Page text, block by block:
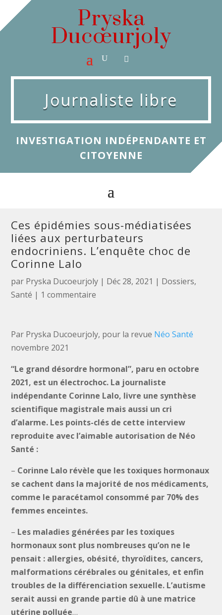
Pryska
Ducœurjoly
Journaliste libre
INVESTIGATION INDÉPENDANTE ET
CITOYENNE
Ces épidémies sous-médiatisées
liées aux perturbateurs
endocriniens. L’enquête choc de
Corinne Lalo
par Pryska Ducoeurjoly | Déc 28, 2021 | Dossiers,
Santé | 1 commentaire
Par Pryska Ducoeurjoly, pour la revue Néo Santé
novembre 2021
“Le grand désordre hormonal”, paru en octobre
2021, est un électrochoc. La journaliste
indépendante Corinne Lalo, livre une synthèse
scientifique magistrale mais aussi un cri
d’alarme. Les points-clés de cette interview
reproduite avec l’aimable autorisation de Néo
Santé :
– Corinne Lalo révèle que les toxiques hormonaux
se cachent dans la majorité de nos médicaments,
comme le paracétamol consommé par 70% des
femmes enceintes.
– Les maladies générées par les toxiques
hormonaux sont plus nombreuses qu’on ne le
pensait : allergies, obésité, thyroïdites, cancers,
malformations cérébrales ou génitales, et enfin
troubles de la différenciation sexuelle. L’autisme
serait aussi en grande partie dû à une matrice
utérine polluée…